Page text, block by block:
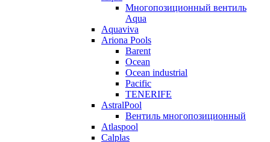
Многопозиционный вентиль
Aqua
Aquaviva
Ariona Pools
Barent
Ocean
Ocean industrial
Pacific
TENERIFE
AstralPool
Вентиль многопозиционный
Atlaspool
Calplas